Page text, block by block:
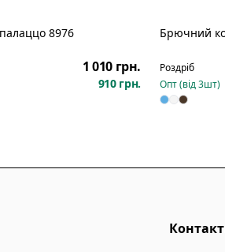
8976
1 010 грн.
910 грн.
Брючний
Роздріб
Опт (від3шт)